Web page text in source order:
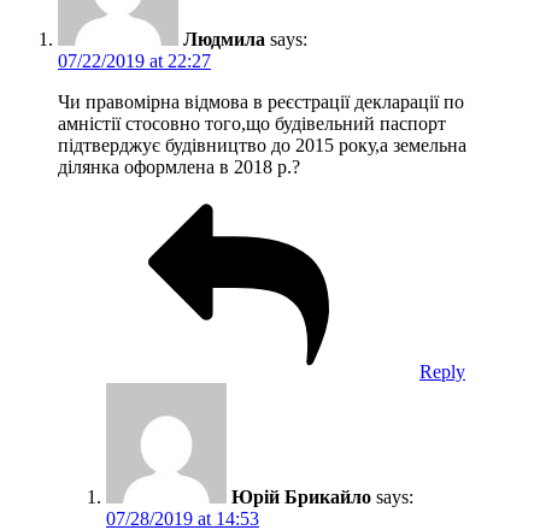
Людмила says:
07/22/2019 at 22:27
Чи правомірна відмова в реєстрації декларації по
амністії стосовно того,що будівельний паспорт
підтверджує будівництво до 2015 року,а земельна
ділянка оформлена в 2018 р.?
Reply
Юрій Брикайло says:
07/28/2019 at 14:53